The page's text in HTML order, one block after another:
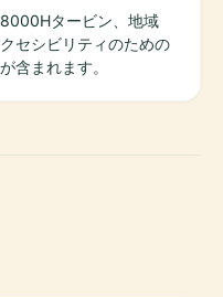
タービン、地域
セシビリティのための
含まれます。